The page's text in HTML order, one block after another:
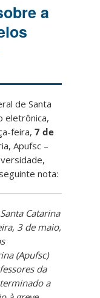
a
de Santa
eletrônica,
feira,7 de
Apufsc –
nota:
Catarina
3 de maio,
(Apufsc)
da
a